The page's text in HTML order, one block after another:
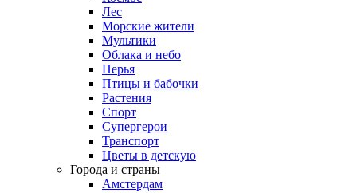
Лес
Морские жители
Мультики
Облака и небо
Перья
Птицы и бабочки
Растения
Спорт
Супергерои
Транспорт
Цветы в детскую
Города и страны
Амстердам